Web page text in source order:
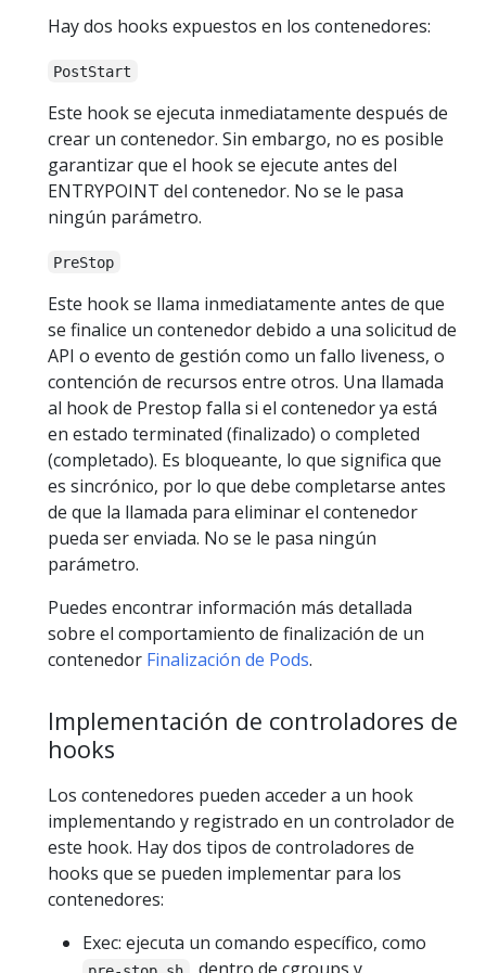
Hay dos hooks expuestos en los contenedores:
PostStart
Este hook se ejecuta inmediatamente después de
crear un contenedor. Sin embargo, no es posible
garantizar que el hook se ejecute antes del
ENTRYPOINT del contenedor. No se le pasa
ningún parámetro.
PreStop
Este hook se llama inmediatamente antes de que
se finalice un contenedor debido a una solicitud de
API o evento de gestión como un fallo liveness, o
contención de recursos entre otros. Una llamada
al hook de Prestop falla si el contenedor ya está
en estado terminated (finalizado) o completed
(completado). Es bloqueante, lo que significa que
es sincrónico, por lo que debe completarse antes
de que la llamada para eliminar el contenedor
pueda ser enviada. No se le pasa ningún
parámetro.
Puedes encontrar información más detallada
sobre el comportamiento de finalización de un
contenedor Finalización de Pods.
Implementación de controladores de
hooks
Los contenedores pueden acceder a un hook
implementando y registrado en un controlador de
este hook. Hay dos tipos de controladores de
hooks que se pueden implementar para los
contenedores:
Exec: ejecuta un comando específico, como